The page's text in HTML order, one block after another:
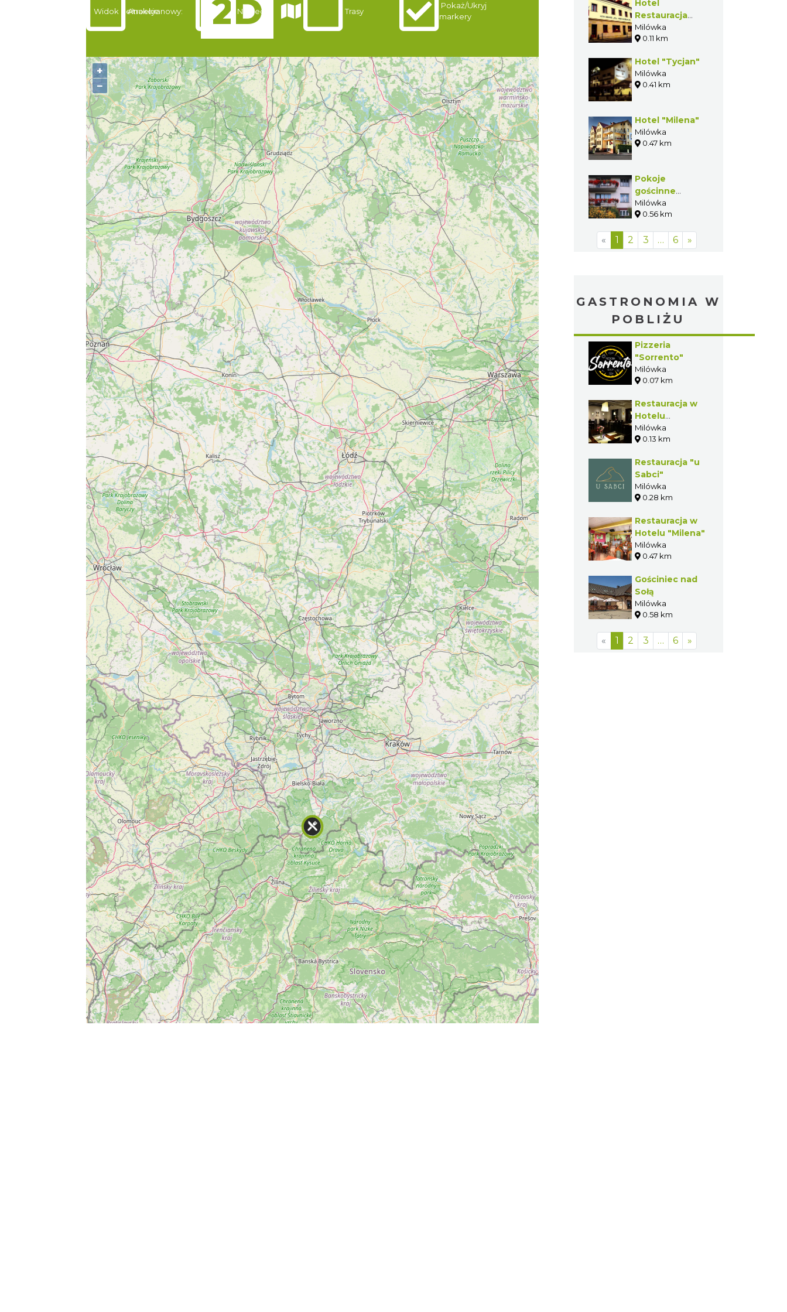
+
−
Widok pełnoekranowy:
Atrakcje Noclegi Trasy
Pokaż/Ukryj
markery
Hotel
Restauracja
"Beskid"
Milówka
0.11 km
Hotel "Tycjan"
Milówka
0.41 km
Hotel "Milena"
Milówka
0.47 km
Pokoje
gościnne
"Modrzew"
Milówka
0.56 km
« 1 2 3 … 6 »
GASTRONOMIA W
POBLIŻU
Pizzeria
"Sorrento"
Milówka
0.07 km
Restauracja w
Hotelu
"Beskid"
Milówka
0.13 km
Restauracja "u
Sabci"
Milówka
0.28 km
Restauracja w
Hotelu "Milena"
Milówka
0.47 km
Gościniec nad
Sołą
Milówka
0.58 km
« 1 2 3 … 6 »